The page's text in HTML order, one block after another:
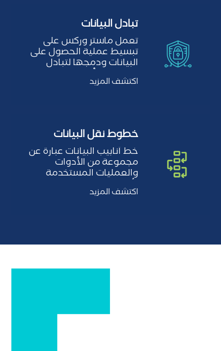
تبادل البيانات
تعمل ماستر وركس على
تبسيط عملية الحصول على
البيانات ودمجها لتبادل
البيانات، وتأخذ البيانات…
اكتشف المزيد
خطوط نقل البيانات
خط أنابيب البيانات عبارة عن
مجموعة من الأدوات
والعمليات المستخدمة
لأتمتة تنقل البيانات
وتحويلها…
اكتشف المزيد